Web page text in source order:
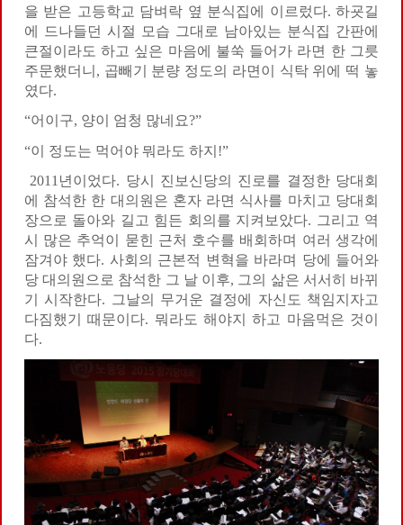
을 받은 고등학교 담벼락 옆 분식집에 이르렀다. 하굣길
에 드나들던 시절 모습 그대로 남아있는 분식집 간판에
큰절이라도 하고 싶은 마음에 불쑥 들어가 라면 한 그릇
주문했더니, 곱빼기 분량 정도의 라면이 식탁 위에 떡 놓
였다.
“어이구, 양이 엄청 많네요?”
“이 정도는 먹어야 뭐라도 하지!”
2011년이었다. 당시 진보신당의 진로를 결정한 당대회
에 참석한 한 대의원은 혼자 라면 식사를 마치고 당대회
장으로 돌아와 길고 힘든 회의를 지켜보았다. 그리고 역
시 많은 추억이 묻힌 근처 호수를 배회하며 여러 생각에
잠겨야 했다. 사회의 근본적 변혁을 바라며 당에 들어와
당 대의원으로 참석한 그 날 이후, 그의 삶은 서서히 바뀌
기 시작한다. 그날의 무거운 결정에 자신도 책임지자고
다짐했기 때문이다. 뭐라도 해야지 하고 마음먹은 것이
다.